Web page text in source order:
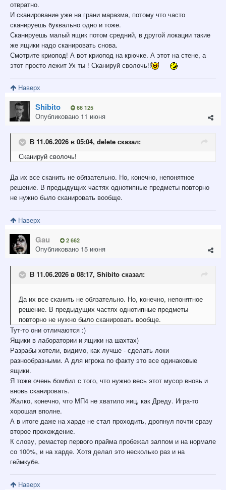
отвратно.
И сканирование уже на грани маразма, потому что часто
сканируешь буквально одно и тоже.
Сканируешь малый ящик потом средний, в другой локации такие
же ящики надо сканировать снова.
Смотрите криопод! А вот криопод на крючке. А этот на стене, а
этот просто лежит Ух ты ! Сканируй сволочь!!
Наверх
Shibito 66 125
Опубликовано 11 июня
В 11.06.2026 в 05:04, delete сказал:
Сканируй сволочь!
Да их все сканить не обязательно. Но, конечно, непонятное
решение. В предыдущих частях однотипные предметы повторно
не нужно было сканировать вообще.
Наверх
Gau 2 662
Опубликовано 15 июня
В 11.06.2026 в 08:17, Shibito сказал:
Да их все сканить не обязательно. Но, конечно, непонятное
решение. В предыдущих частях однотипные предметы
повторно не нужно было сканировать вообще.
Тут-то они отличаются :)
Ящики в лаборатории и ящики на шахтах)
Разрабы хотели, видимо, как лучше - сделать локи
разнообразными. А для игрока по факту это все одинаковые
ящики.
Я тоже очень бомбил с того, что нужно весь этот мусор вновь и
вновь сканировать.
Жалко, конечно, что МП4 не хватило яиц, как Дреду. Игра-то
хорошая вполне.
А в итоге даже на харде не стал проходить, дропнул почти сразу
второе прохождение.
К слову, ремастер первого прайма пробежал залпом и на нормале
со 100%, и на харде. Хотя делал это несколько раз и на
геймкубе.
Наверх